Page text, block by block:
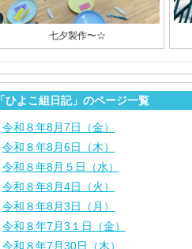
七夕製作〜☆
「ひよこ組日記」のページ一覧
令和８年8月7日（金）
令和８年8月6日（木）
令和８年8月５日（水）
令和８年8月4日（火）
令和８年8月3日（月）
令和８年7月3１日（金）
令和８年7月30日（木）